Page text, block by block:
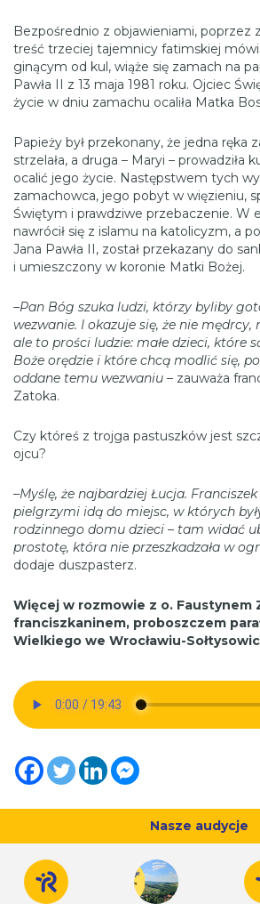
Bezpośrednio z objawieniami, poprzez
treść trzeciej tajemnicy fatimskiej
ginącym od kul, wiąże się zamach na
Pawła II z 13 maja 1981 roku. Ojciec
życie w dniu zamachu ocaliła Matka
Papieży był przekonany, że jedna ręka
strzelała, a druga – Maryi – prowadziła
ocalić jego życie. Następstwem tych
zamachowca, jego pobyt w więzieniu,
Świętym i prawdziwe przebaczenie. W
nawrócił się z islamu na katolicyzm, a
Jana Pawła II, został przekazany do
i umieszczony w koronie Matki Bożej.
–Pan Bóg szuka ludzi, którzy byliby
wezwanie. I okazuje się, że nie mędrcy,
ale to prości ludzie: małe dzieci, które
Boże orędzie i które chcą modlić się,
oddane temu wezwaniu – zauważa
Zatoka.
Czy któreś z trojga pastuszków jest
ojcu?
–Myślę, że najbardziej Łucja.
pielgrzymi idą do miejsc, w których
rodzinnego domu dzieci – tam widać
prostotę, która nie przeszkadzała w
dodaje duszpasterz.
Więcej w rozmowie z o. Faustynem
franciszkaninem, proboszczem
Wielkiego we Wrocławiu-
Nasze audycje